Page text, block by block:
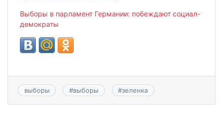
Выборы в парламент Германии: побеждают социал-
демократы
выборы #выборы #зеленка